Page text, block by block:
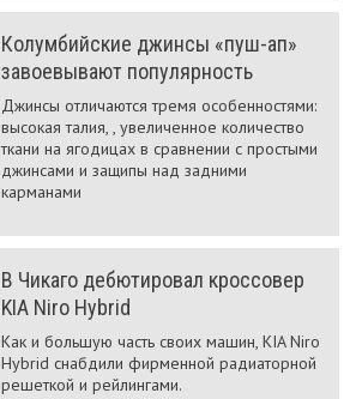
Колумбийские джинсы «пуш-ап»
завоевывают популярность
Джинсы отличаются тремя особенностями:
высокая талия, , увеличенное количество
ткани на ягодицах в сравнении с простыми
джинсами и защипы над задними
карманами
В Чикаго дебютировал кроссовер
KIA Niro Hybrid
Как и большую часть своих машин, KIA Niro
Hybrid снабдили фирменной радиаторной
решеткой и рейлингами.